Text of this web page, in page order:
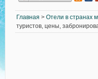
Главная > Отели в странах
туристов, цены,